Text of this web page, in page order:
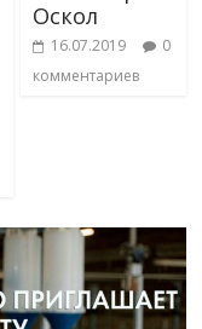
Оскол
16.07.2019
0
комментариев